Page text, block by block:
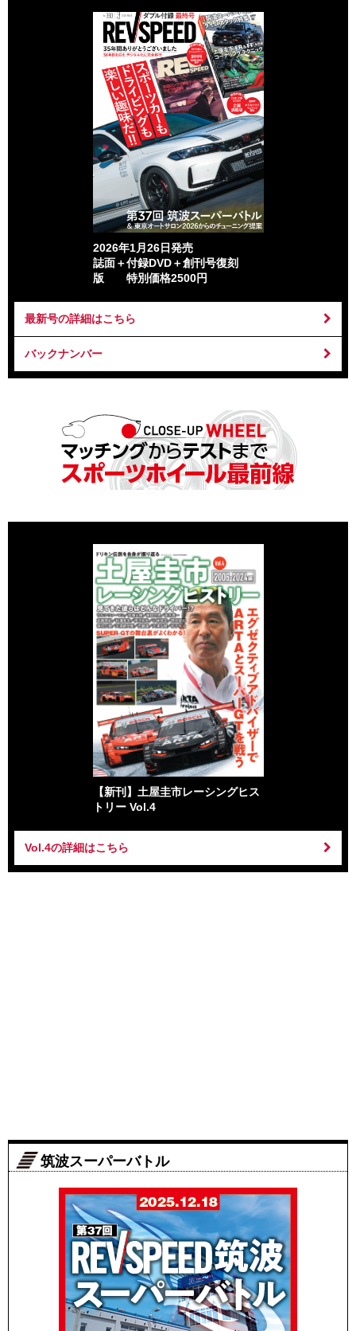
2026年1月26日発売
誌面＋付録DVD＋創刊号復刻
版 特別価格2500円
最新号の詳細はこちら
バックナンバー
【新刊】土屋圭市レーシングヒス
トリー Vol.4
Vol.4の詳細はこちら
筑波スーパーバトル